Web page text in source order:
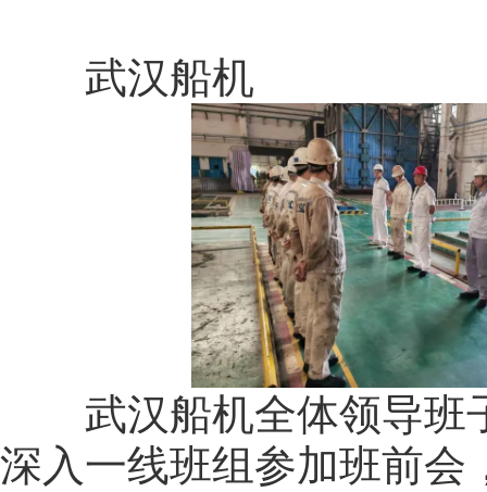
武汉船机
武汉船机全体领导班子
深入一线班组参加班前会